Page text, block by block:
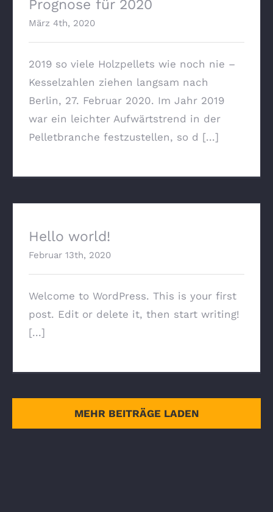
Prognose für 2020
März 4th, 2020
2019 so viele Holzpellets wie noch nie –
Kesselzahlen ziehen langsam nach
Berlin, 27. Februar 2020. Im Jahr 2019
war ein leichter Aufwärtstrend in der
Pelletbranche festzustellen, so d [...]
Hello world!
Februar 13th, 2020
Welcome to WordPress. This is your first
post. Edit or delete it, then start writing!
[...]
MEHR BEITRÄGE LADEN